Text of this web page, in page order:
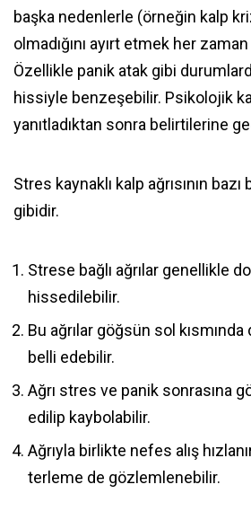
başka nedenlerle (örneğin kalp
olmadığını ayırt etmek her
Özellikle panik atak gibi
hissiyle benzeşebilir. Psikolojik
yanıtladıktan sonra belirtilerine
Stres kaynaklı kalp ağrısının
gibidir.
Strese bağlı ağrılar genellikle
hissedilebilir.
Bu ağrılar göğsün sol
belli edebilir.
Ağrı stres ve panik sonrasına
edilip kaybolabilir.
Ağrıyla birlikte nefes alış
terleme de gözlemlenebilir.